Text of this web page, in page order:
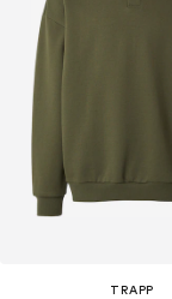
TRAPP